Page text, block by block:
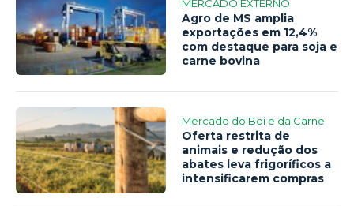
MERCADO EXTERNO
Agro de MS amplia
exportações em 12,4%
com destaque para soja e
carne bovina
Mercado do Boi e da Carne
Oferta restrita de
animais e redução dos
abates leva frigoríficos a
intensificarem compras